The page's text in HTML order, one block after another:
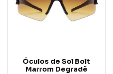
Óculos de Sol Bolt
Marrom Degradê